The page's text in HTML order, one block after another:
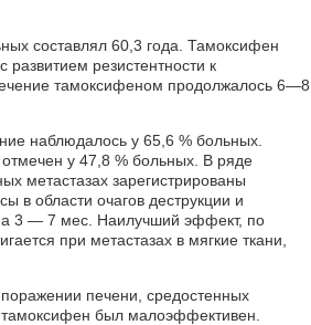
составлял 60,3 года. Тамоксифен
развитием резистентности к
тамоксифеном продолжалось 6—8
наблюдалось у 65,6 % больных.
у 47,8 % больных. В ряде
метастазах зарегистрированы
в области очагов деструкции и
3 — 7 мес. Наилучший эффект, по
при метастазах в мягкие ткани,
печени, средостенных
был малоэффективен.